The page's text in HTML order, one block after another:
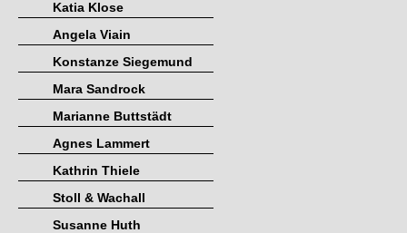
Katia Klose
Angela Viain
Konstanze Siegemund
Mara Sandrock
Marianne Buttstädt
Agnes Lammert
Kathrin Thiele
Stoll & Wachall
Susanne Huth